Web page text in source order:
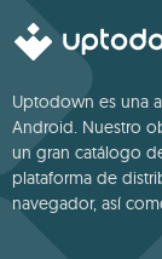
Uptodown es una
Android. Nuestro
un gran catálogo
plataforma de
navegador, así